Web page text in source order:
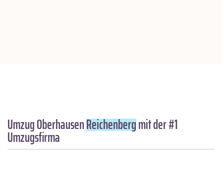
Umzug OberhausenReichenbergmit der #1
Umzugsfirma